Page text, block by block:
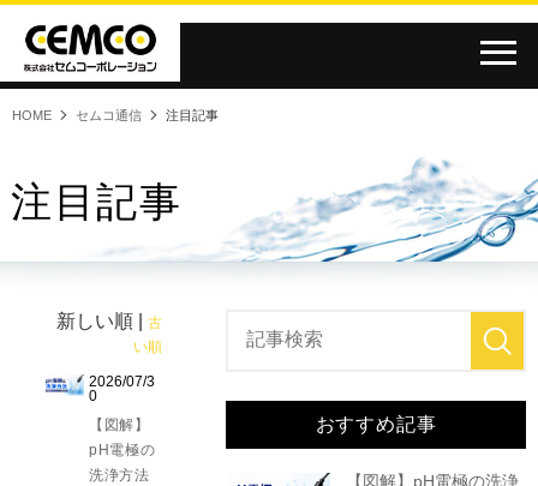
HOME セムコ通信 注目記事
注目記事
新しい順 |
古
い順
2026/07/3
0
【図解】
pH電極の
洗浄方法
おすすめ記事
【図解】pH電極の洗浄